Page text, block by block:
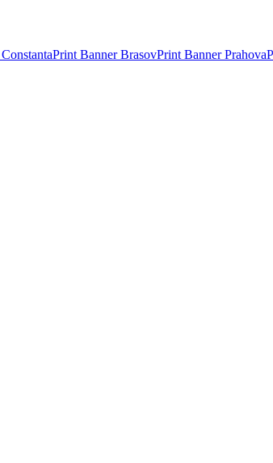
ConstantaPrint BannerBrasovPrint BannerPrahova